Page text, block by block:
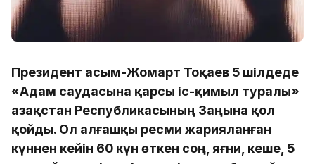
Президент Қасым-Жомарт Тоқаев 5 шілдеде
«Адам саудасына қарсы іс-қимыл туралы»
Қазақстан Республикасының Заңына қол
қойды. Ол алғашқы ресми жарияланған
күннен кейін 60 күн өткен соң, яғни, кеше, 5